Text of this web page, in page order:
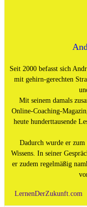
Seit 2000 befasst sich
mit gehirn-gerechten
Mit seinem damals
Online-Coaching-
heute hunderttausende
Dadurch wurde er zum
Wissens. In seiner
er zudem regelmäßig
LernenDerZukunft.com